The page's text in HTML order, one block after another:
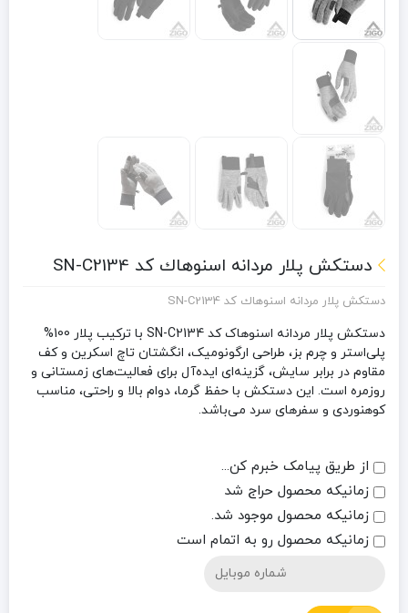
دستکش پلار مردانه اسنوهاك کد SN-C2134
دستکش پلار مردانه اسنوهاك کد SN-C2134
دستکش پلار مردانه اسنوهاک کد SN-C2134 با ترکیب پلار 100%
پلی‌استر و چرم بز، طراحی ارگونومیک، انگشتان تاچ اسکرین و کف
مقاوم در برابر سایش، گزینه‌ای ایده‌آل برای فعالیت‌های زمستانی و
روزمره است. این دستکش با حفظ گرما، دوام بالا و راحتی، مناسب
کوهنوردی و سفرهای سرد می‌باشد.
از طریق پیامک خبرم کن...
زمانیکه محصول حراج شد
زمانیکه محصول موجود شد.
زمانیکه محصول رو به اتمام است